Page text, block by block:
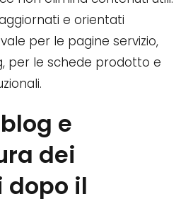
e orientati
per le pagine servizio,
per le schede prodotto e
e
dei
dopo il